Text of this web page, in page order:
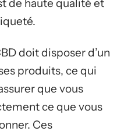
de haute qualité et
doit disposer d’un
produits, ce qui
que vous
ce que vous
Ces